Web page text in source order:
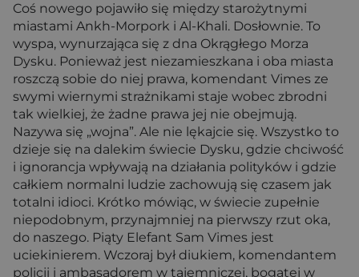
Coś nowego pojawiło się między starożytnymi
miastami Ankh-Morpork i Al-Khali. Dosłownie. To
wyspa, wynurzająca się z dna Okrągłego Morza
Dysku. Ponieważ jest niezamieszkana i oba miasta
roszczą sobie do niej prawa, komendant Vimes ze
swymi wiernymi strażnikami staje wobec zbrodni
tak wielkiej, że żadne prawa jej nie obejmują.
Nazywa się „wojna”. Ale nie lękajcie się. Wszystko to
dzieje się na dalekim świecie Dysku, gdzie chciwość
i ignorancja wpływają na działania polityków i gdzie
całkiem normalni ludzie zachowują się czasem jak
totalni idioci. Krótko mówiąc, w świecie zupełnie
niepodobnym, przynajmniej na pierwszy rzut oka,
do naszego. Piąty Elefant Sam Vimes jest
uciekinierem. Wczoraj był diukiem, komendantem
policji i ambasadorem w tajemniczej, bogatej w